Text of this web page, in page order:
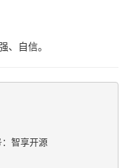
、自信。
智享开源